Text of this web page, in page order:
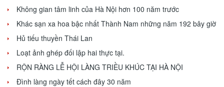
Không gian tâm linh của Hà Nội hơn 100 năm trước
Khác sạn xa hoa bậc nhất Thành Nam những năm 192 bây giờ
Hủ tiếu thuyền Thái Lan
Loạt ảnh ghép đối lập hai thực tại.
RỘN RÀNG LỄ HỘI LÀNG TRIỀU KHÚC TẠI HÀ NỘI
Đình làng ngày tết cách đây 30 năm